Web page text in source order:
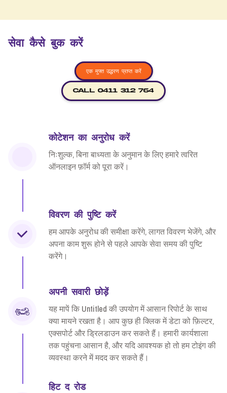
सेवा कैसे बुक करें
एक मुफ्त उद्धरण प्राप्त करें
CALL 0411 312 764
कोटेशन का अनुरोध करें
निःशुल्क, बिना बाध्यता के अनुमान के लिए हमारे त्वरित
ऑनलाइन फ़ॉर्म को पूरा करें।
विवरण की पुष्टि करें
हम आपके अनुरोध की समीक्षा करेंगे, लागत विवरण भेजेंगे, और
अपना काम शुरू होने से पहले आपके सेवा समय की पुष्टि
करेंगे।
अपनी सवारी छोड़ें
यह मापें कि Untitled की उपयोग में आसान रिपोर्ट के साथ
क्या मायने रखता है। आप कुछ ही क्लिक में डेटा को फ़िल्टर,
एक्सपोर्ट और ड्रिलडाउन कर सकते हैं। हमारी कार्यशाला
तक पहुंचना आसान है, और यदि आवश्यक हो तो हम टोइंग की
व्यवस्था करने में मदद कर सकते हैं।
हिट द रोड